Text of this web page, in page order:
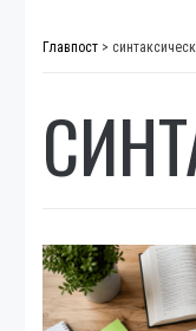
Главпост >